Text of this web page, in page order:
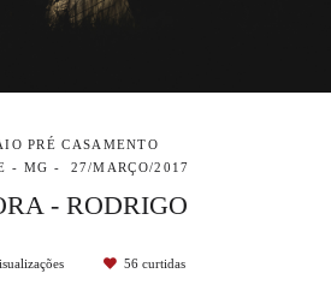
PRÉ CASAMENTO
- MG
27/MARÇO/2017
- RODRIGO
56 curtidas